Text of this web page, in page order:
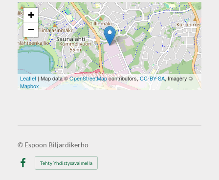
+
−
Leaflet| Map data ©OpenStreetMapcontributors,CC-BY-SA, Imagery ©
Mapbox
© Espoon Biljardikerho
Facebook
Tehty Yhdistysavaimella